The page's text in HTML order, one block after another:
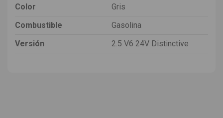
Color
Gris
Combustible
Gasolina
Versión
2.5 V6 24V Distinctive